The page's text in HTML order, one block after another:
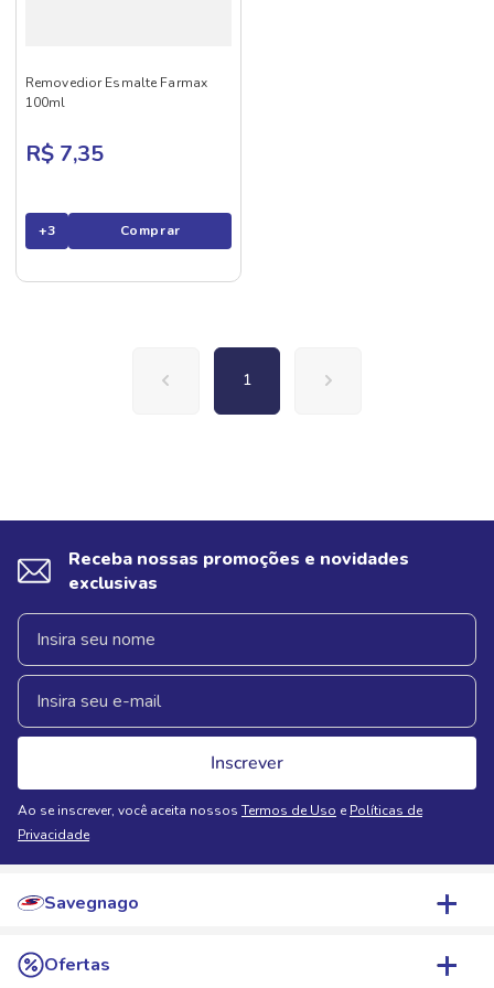
Removedior Esmalte Farmax
100ml
R$ 7,35
+3 Comprar
1
Receba nossas promoções e novidades
exclusivas
Inscrever
Ao se inscrever, você aceita nossos Termos de Uso e Políticas de
Privacidade
Savegnago
Quem Somos
Ofertas